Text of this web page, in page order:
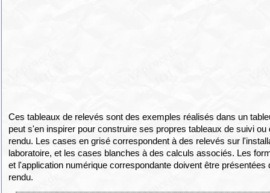
Ces tableaux de relevés sont des exemples réalisés dans un
peut s'en inspirer pour construire ses propres tableaux de suivi ou
rendu. Les cases en grisé correspondent à des relevés sur
laboratoire, et les cases blanches à des calculs associés. Les
et l'application numérique correspondante doivent être présentées
rendu.